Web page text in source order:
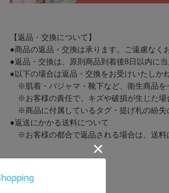
【返品・交換について】
●商品の返品・交換は承ります。ご遠慮なく
●返品・交換は、原則商品到着後8日以内に当
●以下の場合は返品・交換をお受けいたしか
※肌着・パジャマ・靴下など、衛生商品を
※お客様の責任で、キズや破損が生じた場
※商品に付属しているタグ・提げ札の紛失
●返送にかかる送料について
※お客様の都合で返品される場合は、送料
―